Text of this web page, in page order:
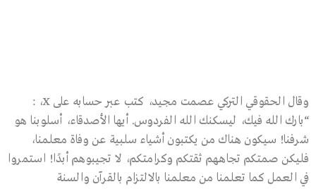
وقال الحقوقي التركي عصمت مجيد، كتب عبر حسابه على X، :
“بارك الله فيك، ليسكنك الله الفردوس. أيها الأصدقاء، أسلوبنا هو
شرفنا! سيكون هناك من يكتبون أشياء سلبية عن وفاة معلمنا،
فليكن صمتكم تجاههم ثقتكم وكرامتكم، لا تجيبوهم أبدًا! استمروا
في العمل كما تعلمنا من معلمنا بالالتزام بالقرآن والسنة